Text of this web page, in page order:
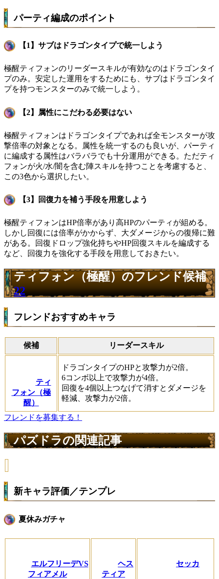
パーティ編成のポイント
【1】サブはドラゴンタイプで統一しよう
極醒ティフォンのリーダースキルが有効なのはドラゴンタイ
プのみ。安定した運用をするためにも、サブはドラゴンタイ
プを持つモンスターのみで統一しよう。
【2】属性にこだわる必要はない
極醒ティフォンはドラゴンタイプであれば全モンスターが攻
撃倍率の対象となる。属性を統一するのも良いが、パーティ
に編成する属性はバラバラでも十分運用ができる。ただティ
フォンが火/水/闇を含む陣スキルを持つことを考慮すると、
この3色から選択したい。
【3】回復力を補う手段を用意しよう
極醒ティフォンはHP倍率があり高HPのパーティが組める。
しかし回復には倍率がかからず、大ダメージからの復帰に難
がある。回復ドロップ強化持ちやHP回復スキルを編成する
など、回復力を強化する手段を用意しておきたい。
ティフォン（極醒）のフレンド候補
22
フレンドおすすめキャラ
候補 リーダースキル
ティ
フォン（極
醒）
ドラゴンタイプのHPと攻撃力が2倍。
6コンボ以上で攻撃力が4倍。
回復を4個以上つなげて消すとダメージを
軽減、攻撃力が2倍。
フレンドを募集する！
パズドラの関連記事
新キャラ評価／テンプレ
夏休みガチャ
エルフリーデVS
フィアメル
ヘス
ティア
セッカ